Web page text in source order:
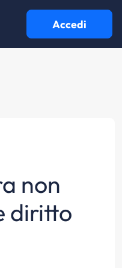
Accedi
non
diritto